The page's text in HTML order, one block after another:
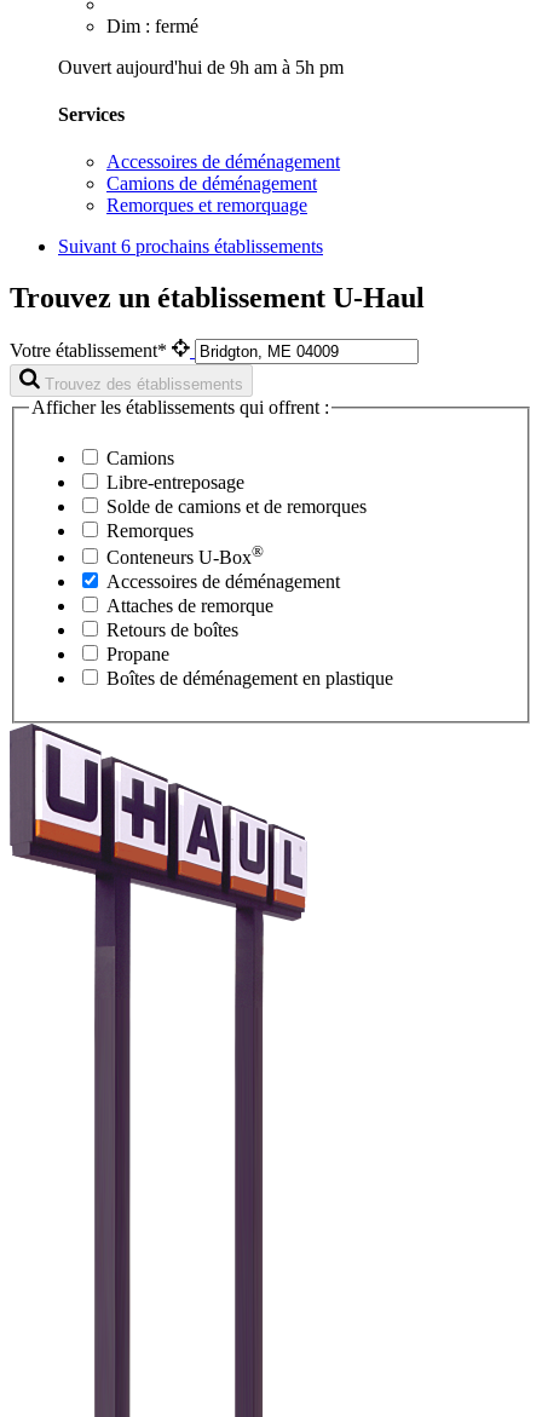
Dim : fermé
Ouvert aujourd'hui de 9h am à 5h pm
Services
Accessoires de déménagement
Camions de déménagement
Remorques et remorquage
Suivant 6 prochains établissements
Trouvez un établissement U-Haul
Votre établissement*
Trouvez des établissements
Afficher les établissements qui offrent :
Camions
Libre-entreposage
Solde de camions et de remorques
Remorques
Conteneurs U-Box®
Accessoires de déménagement
Attaches de remorque
Retours de boîtes
Propane
Boîtes de déménagement en plastique